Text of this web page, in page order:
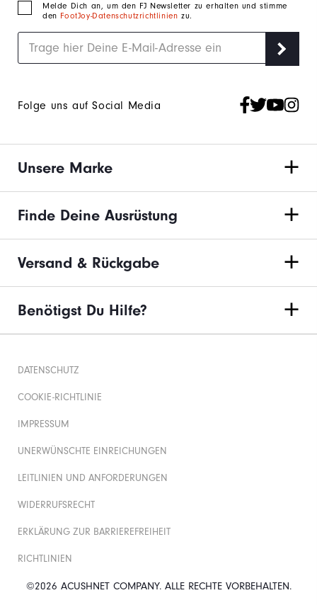
Melde Dich an, um den FJ Newsletter zu erhalten und stimme
den FootJoy-Datenschutzrichtlinienzu.
Folge uns auf Social Media
Unsere Marke
Finde Deine Ausrüstung
Versand & Rückgabe
Benötigst Du Hilfe?
©2026 ACUSHNET COMPANY. ALLE RECHTE VORBEHALTEN.
DATENSCHUTZ
COOKIE-RICHTLINIE
IMPRESSUM
UNERWÜNSCHTE EINREICHUNGEN
LEITLINIEN UND ANFORDERUNGEN
WIDERRUFSRECHT
ERKLÄRUNG ZUR BARRIEREFREIHEIT
RICHTLINIEN